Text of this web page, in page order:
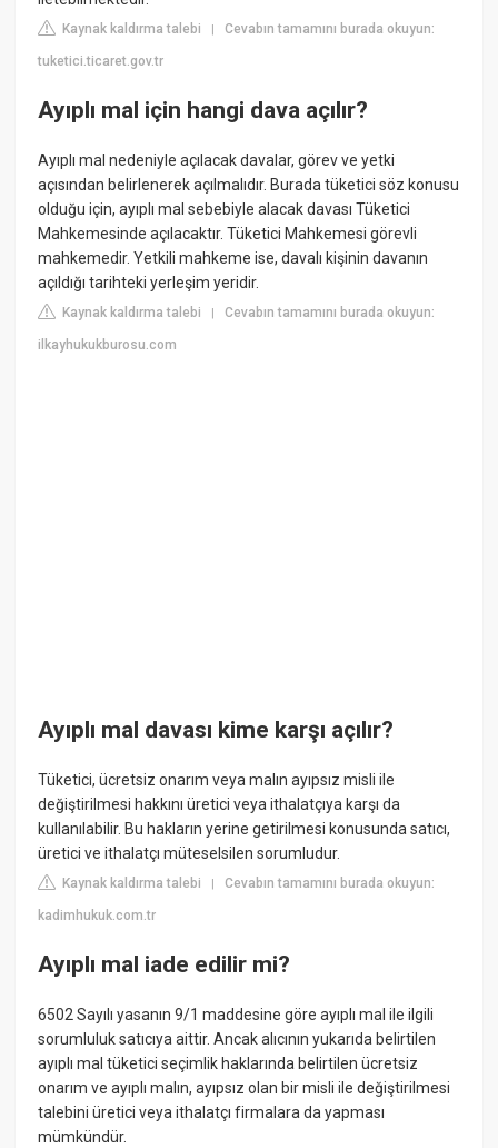
Kaynak kaldırma talebi |Cevabın tamamını burada okuyun:
tuketici.ticaret.gov.tr
Ayıplı mal için hangi dava açılır?
Ayıplı mal nedeniyle açılacak davalar, görev ve yetki
açısından belirlenerek açılmalıdır. Burada tüketici söz konusu
olduğu için, ayıplı mal sebebiyle alacak davası Tüketici
Mahkemesinde açılacaktır. Tüketici Mahkemesi görevli
mahkemedir. Yetkili mahkeme ise, davalı kişinin davanın
açıldığı tarihteki yerleşim yeridir.
Kaynak kaldırma talebi |Cevabın tamamını burada okuyun:
ilkayhukukburosu.com
Ayıplı mal davası kime karşı açılır?
Tüketici, ücretsiz onarım veya malın ayıpsız misli ile
değiştirilmesi hakkını üretici veya ithalatçıya karşı da
kullanılabilir. Bu hakların yerine getirilmesi konusunda satıcı,
üretici ve ithalatçı müteselsilen sorumludur.
Kaynak kaldırma talebi |Cevabın tamamını burada okuyun:
kadimhukuk.com.tr
Ayıplı mal iade edilir mi?
6502 Sayılı yasanın 9/1 maddesine göre ayıplı mal ile ilgili
sorumluluk satıcıya aittir. Ancak alıcının yukarıda belirtilen
ayıplı mal tüketici seçimlik haklarında belirtilen ücretsiz
onarım ve ayıplı malın, ayıpsız olan bir misli ile değiştirilmesi
talebini üretici veya ithalatçı firmalara da yapması
mümkündür.